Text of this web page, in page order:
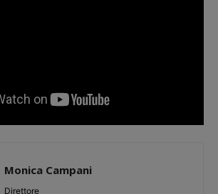
Monica Campani
Direttore